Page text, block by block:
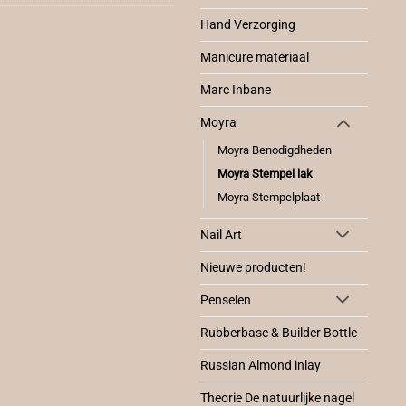
Hand Verzorging
Manicure materiaal
Marc Inbane
Moyra
Moyra Benodigdheden
Moyra Stempel lak
Moyra Stempelplaat
Nail Art
Nieuwe producten!
Penselen
Rubberbase & Builder Bottle
Russian Almond inlay
Theorie De natuurlijke nagel